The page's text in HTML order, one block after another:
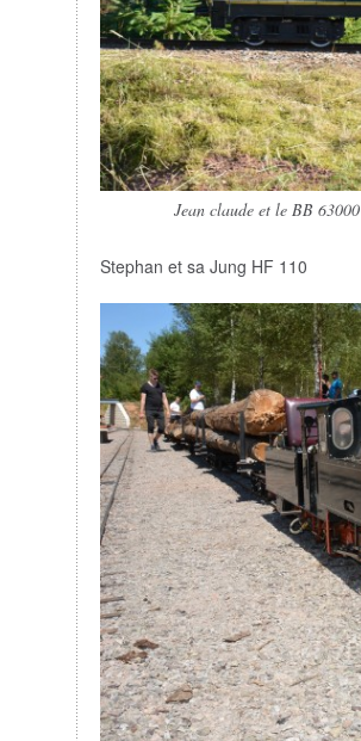
Jean claude et le BB 63000
Stephan et sa Jung HF 110